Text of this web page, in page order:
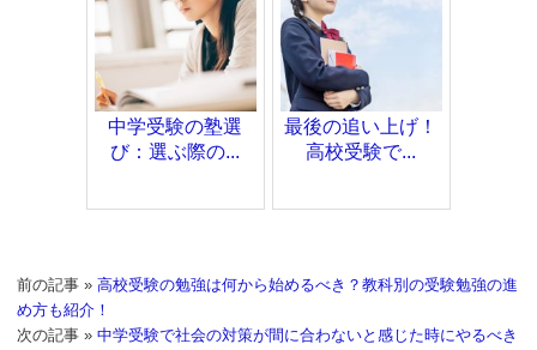
中学受験の塾選
び：選ぶ際の...
最後の追い上げ！
高校受験で...
前の記事 »高校受験の勉強は何から始めるべき？教科別の受験勉強の進
め方も紹介！
次の記事 »中学受験で社会の対策が間に合わないと感じた時にやるべき